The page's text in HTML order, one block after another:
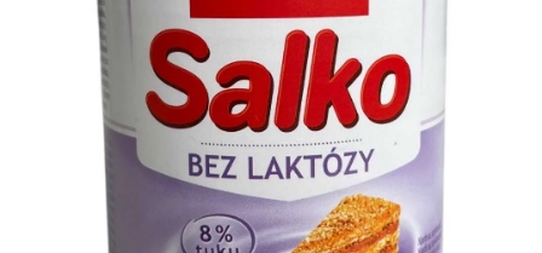
DO KUCHYNĚ
POCHUTINY
ZDRAVÉ PEČENÍ
DÁRKOVÉ POUKAZY